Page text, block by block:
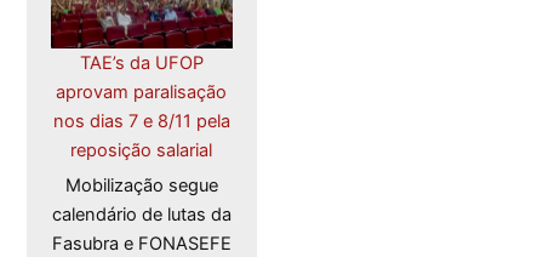
TAE’s da UFOP
aprovam paralisação
nos dias 7 e 8/11 pela
reposição salarial
Mobilização segue
calendário de lutas da
Fasubra e FONASEFE